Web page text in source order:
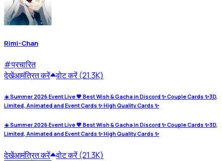
Rimi-Chan
#प्रचारित
देखेंआमंत्रित करें वोट करें (21.3K)
☀️ Summer 2026 Event Live 💖 Best Wish & Gacha in Discord ✨ Couple Cards ✨3D,
Limited, Animated and Event Cards ✨ High Quality Cards ✨
☀️ Summer 2026 Event Live 💖 Best Wish & Gacha in Discord ✨ Couple Cards ✨3D,
Limited, Animated and Event Cards ✨ High Quality Cards ✨
देखेंआमंत्रित करें वोट करें (21.3K)